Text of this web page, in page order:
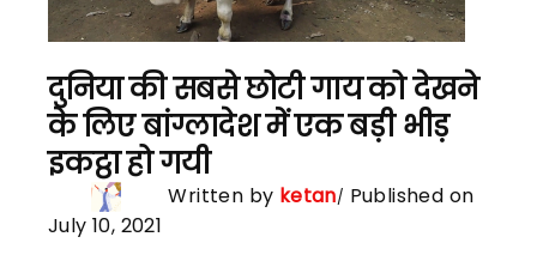
दुनिया की सबसे छोटी गाय को देखने
के लिए बांग्लादेश में एक बड़ी भीड़
इकट्ठा हो गयी
Written by ketan Published on
July 10, 2021